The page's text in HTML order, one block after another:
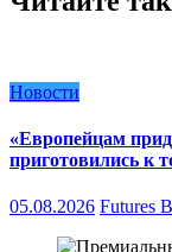
Новости
«Европейцам
приготовились к
05.08.2026 Futures